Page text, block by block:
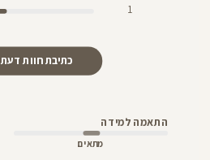
1
כתיבת חוות דעת
התאמה למידה
מתאים